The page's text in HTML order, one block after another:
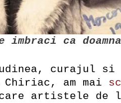
imbraci ca
curajul
Chiriac, am mai
artistele de